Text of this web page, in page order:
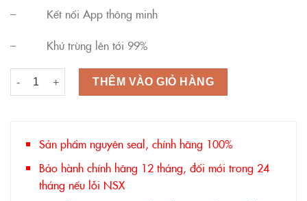
– Kết nối App thông minh
– Khử trùng lên tới 99%
Máy Rửa Bát Xiaomi Mijia S1 15 Bộ (VDW1501M) số lượng
THÊM VÀO GIỎ HÀNG
Sản phẩm nguyên seal, chính hãng 100%
Bảo hành chính hãng 12 tháng, đổi mới trong 24
tháng nếu lỗi NSX